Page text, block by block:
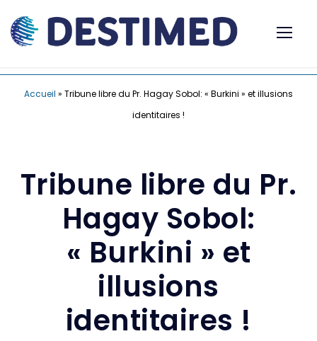
Accueil » Tribune libre du Pr. Hagay Sobol: « Burkini » et illusions
identitaires !
Tribune libre du Pr.
Hagay Sobol:
« Burkini » et
illusions
identitaires !